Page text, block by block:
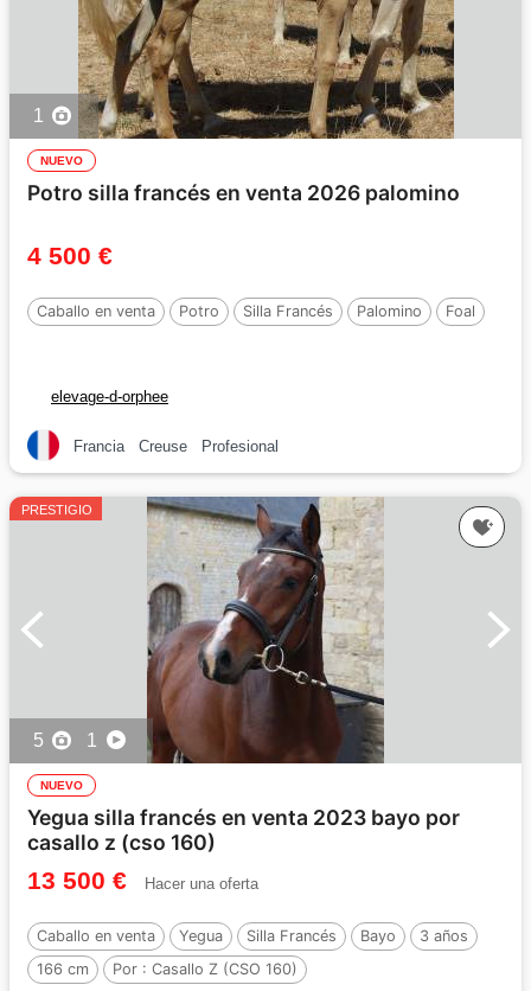
1
NUEVO
Potro silla francés en venta 2026 palomino
4 500 €
Caballo en venta Potro Silla Francés Palomino Foal
elevage-d-orphee
Francia Creuse Profesional
PRESTIGIO
5 1
NUEVO
Yegua silla francés en venta 2023 bayo por
casallo z (cso 160)
13 500 € Hacer una oferta
Caballo en venta Yegua Silla Francés Bayo
3 años
166 cm
Por : Casallo Z (CSO 160)